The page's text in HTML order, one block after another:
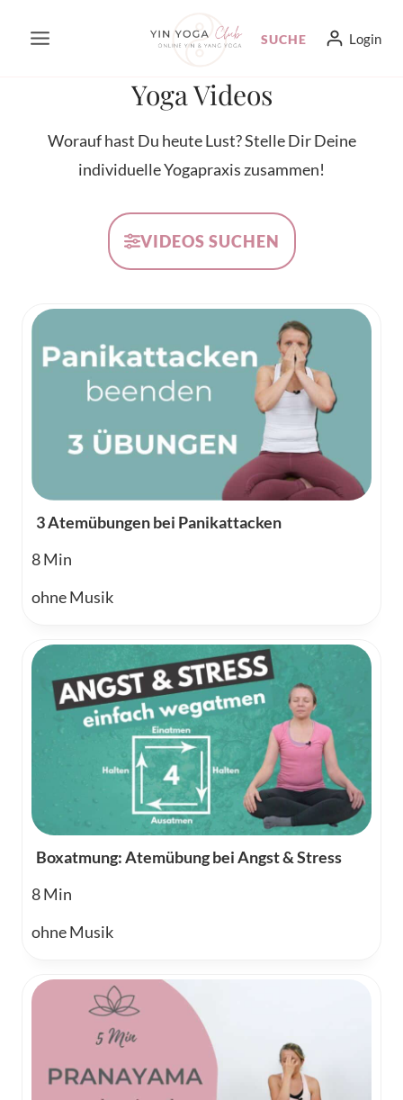
Inhalt
SUCHE Login
Yoga Videos
Worauf hast Du heute Lust? Stelle Dir Deine
individuelle Yogapraxis zusammen!
VIDEOS SUCHEN
3 Atemübungen bei Panikattacken
8
ohne Musik
Boxatmung: Atemübung bei Angst & Stress
8
ohne Musik